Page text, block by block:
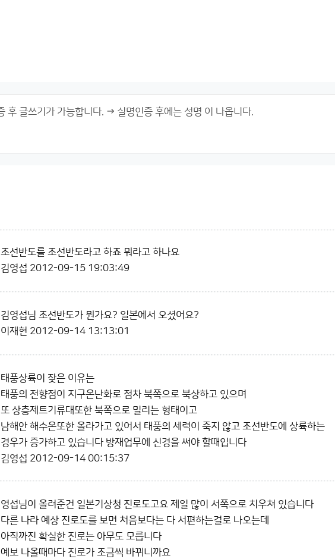
조선반도를 조선반도라고 하죠 뭐라고 하나요
김영섭 2012-09-15 19:03:49
김영섭님 조선반도가 뭔가요? 일본에서 오셨어요?
이재현 2012-09-14 13:13:01
태풍상륙이 잦은 이유는
태풍의 전향점이 지구온난화로 점차 북쪽으로 북상하고 있으며
또 상층제트기류대또한 북쪽으로 밀리는 형태이고
남해안 해수온또한 올라가고 있어서 태풍의 세력이 죽지 않고 조선반도에 상륙하는
경우가 증가하고 있습니다 방재업무에 신경을 써야 할때입니다
김영섭 2012-09-14 00:15:37
영섭님이 올려준건 일본기상청 진로도고요 제일 많이 서쪽으로 치우쳐 있습니다
다른 나라 예상 진로도를 보면 처음보다는 다 서편하는걸로 나오는데
아직까진 확실한 진로는 아무도 모릅니다
예보 나올때마다 진로가 조금씩 바뀌니까요